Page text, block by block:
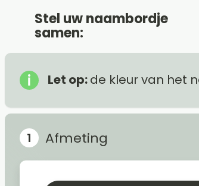
Stel uw naambordje
samen:
Let op:de kleur van het
Afmeting